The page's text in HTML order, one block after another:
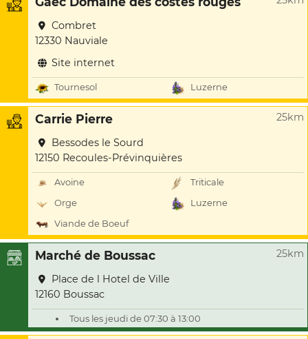
Combret
12330 Nauviale
Site internet
Tournesol Luzerne
Carrie Pierre 25km
Bessodes le Sourd
12150 Recoules-Prévinquières
Avoine
Triticale
Orge
Luzerne
Viande de Boeuf
Marché de Boussac 25km
Place de l Hotel de Ville
12160 Boussac
Tous les jeudi de 07:30 à 13:00